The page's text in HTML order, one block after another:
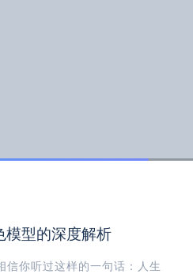
模型的深度解析
你听过这样的一句话：人生